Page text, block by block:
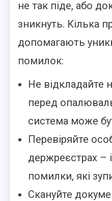
не так піде, або
зникнуть. Кілька
допомагають
помилок:
Не відкладайте
перед
система може
Перевіряйте
держреєстрах –
помилки, які
Скануйте